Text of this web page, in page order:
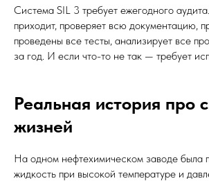
Система SIL 3 требует ежегодного
приходит, проверяет всю документацию,
проведены все тесты, анализирует все
за год. И если что-то не так — требует
Реальная история про
жизней
На одном нефтехимическом заводе была
жидкость при высокой температуре и